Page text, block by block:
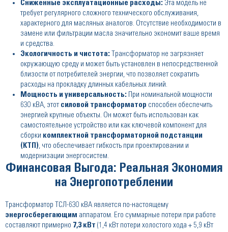
Сниженные эксплуатационные расходы: Эта модель не
требует регулярного сложного технического обслуживания,
характерного для масляных аналогов. Отсутствие необходимости в
замене или фильтрации масла значительно экономит ваше время
и средства.
Экологичность и чистота: Трансформатор не загрязняет
окружающую среду и может быть установлен в непосредственной
близости от потребителей энергии, что позволяет сократить
расходы на прокладку длинных кабельных линий.
Мощность и универсальность: При номинальной мощности
630 кВА, этот силовой трансформатор способен обеспечить
энергией крупные объекты. Он может быть использован как
самостоятельное устройство или как ключевой компонент для
сборки комплектной трансформаторной подстанции
(КТП), что обеспечивает гибкость при проектировании и
модернизации энергосистем.
Финансовая Выгода: Реальная Экономия
на Энергопотреблении
Трансформатор ТСЛ-630 кВА является по-настоящему
энергосберегающим аппаратом. Его суммарные потери при работе
составляют примерно 7,3 кВт (1,4 кВт потери холостого хода + 5,9 кВт